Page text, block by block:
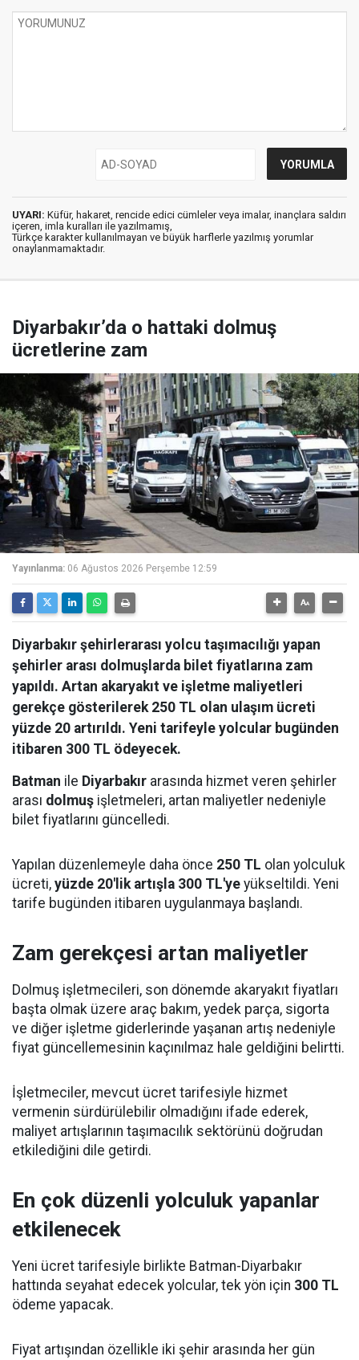
UYARI: Küfür, hakaret, rencide edici cümleler veya imalar, inançlara saldırı
içeren, imla kuralları ile yazılmamış,
Türkçe karakter kullanılmayan ve büyük harflerle yazılmış yorumlar
onaylanmamaktadır.
Diyarbakır’da o hattaki dolmuş
ücretlerine zam
Yayınlanma: 06 Ağustos 2026 Perşembe 12:59
Diyarbakır şehirlerarası yolcu taşımacılığı yapan
şehirler arası dolmuşlarda bilet fiyatlarına zam
yapıldı. Artan akaryakıt ve işletme maliyetleri
gerekçe gösterilerek 250 TL olan ulaşım ücreti
yüzde 20 artırıldı. Yeni tarifeyle yolcular bugünden
itibaren 300 TL ödeyecek.
Batman ile Diyarbakır arasında hizmet veren şehirler
arası dolmuş işletmeleri, artan maliyetler nedeniyle
bilet fiyatlarını güncelledi.
Yapılan düzenlemeyle daha önce 250 TL olan yolculuk
ücreti, yüzde 20'lik artışla 300 TL'ye yükseltildi. Yeni
tarife bugünden itibaren uygulanmaya başlandı.
Zam gerekçesi artan maliyetler
Dolmuş işletmecileri, son dönemde akaryakıt fiyatları
başta olmak üzere araç bakım, yedek parça, sigorta
ve diğer işletme giderlerinde yaşanan artış nedeniyle
fiyat güncellemesinin kaçınılmaz hale geldiğini belirtti.
İşletmeciler, mevcut ücret tarifesiyle hizmet
vermenin sürdürülebilir olmadığını ifade ederek,
maliyet artışlarının taşımacılık sektörünü doğrudan
etkilediğini dile getirdi.
En çok düzenli yolculuk yapanlar
etkilenecek
Yeni ücret tarifesiyle birlikte Batman-Diyarbakır
hattında seyahat edecek yolcular, tek yön için 300 TL
ödeme yapacak.
Fiyat artışından özellikle iki şehir arasında her gün